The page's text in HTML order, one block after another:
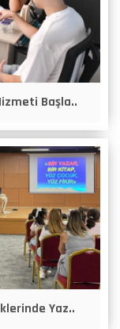
Başla..
Yaz..